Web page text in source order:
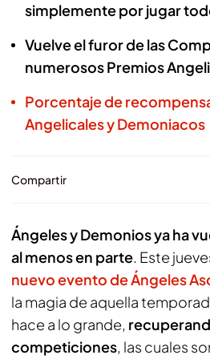
simplemente por jugar
Vuelve el furor de las
numerosos Premios
Porcentaje de
Angelicales y Demoniacos
Compartir
Ángeles y Demonios ya ha
al menos en parte. Este
nuevo evento de Ángeles
la magia de aquella
hace a lo grande,
competiciones, las cuales